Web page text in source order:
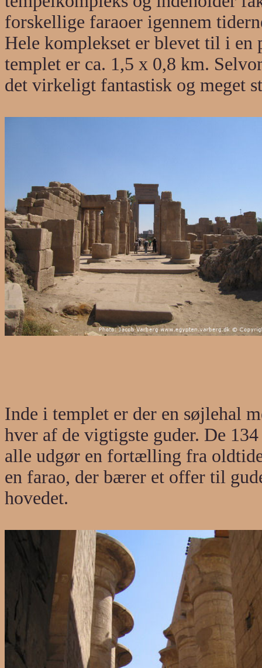
forskellige faraoer igennem
Hele komplekset er blevet til i en
templet er ca. 1,5 x 0,8 km.
det virkeligt fantastisk og meget
Inde i templet er der en søjlehal
hver af de vigtigste guder. De
alle udgør en fortælling fra
en farao, der bærer et offer til
hovedet.